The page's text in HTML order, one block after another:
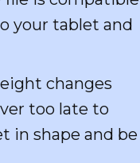
your tablet and
changes
too late to
in shape and be